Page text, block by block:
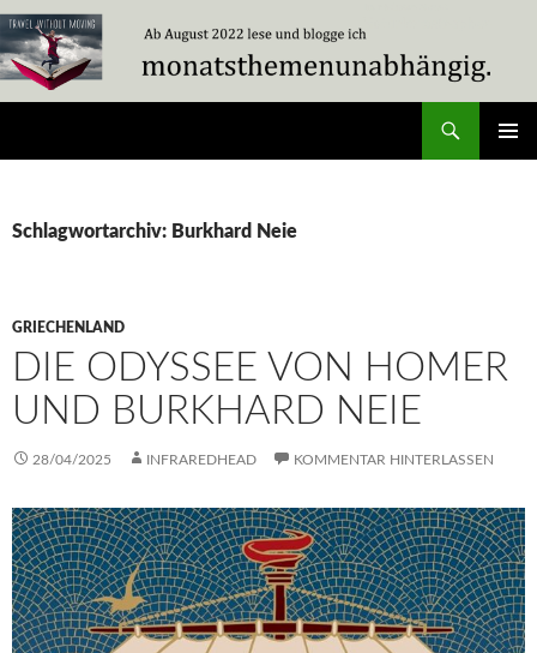
Zum
Inhalt
springen
Schlagwortarchiv: Burkhard Neie
GRIECHENLAND
DIE ODYSSEE VON HOMER
UND BURKHARD NEIE
28/04/2025 INFRAREDHEAD KOMMENTAR HINTERLASSEN